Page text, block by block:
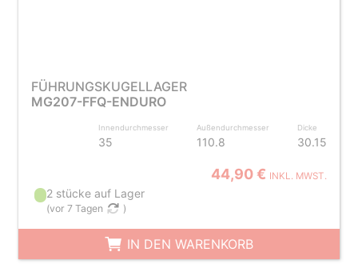
FÜHRUNGSKUGELLAGER
MG207-FFQ-ENDURO
Innendurchmesser
35
Außendurchmesser
110.8
Dicke
30.15
44,90 € INKL. MWST.
2 stücke auf Lager
(vor 7 Tagen )
IN DEN WARENKORB